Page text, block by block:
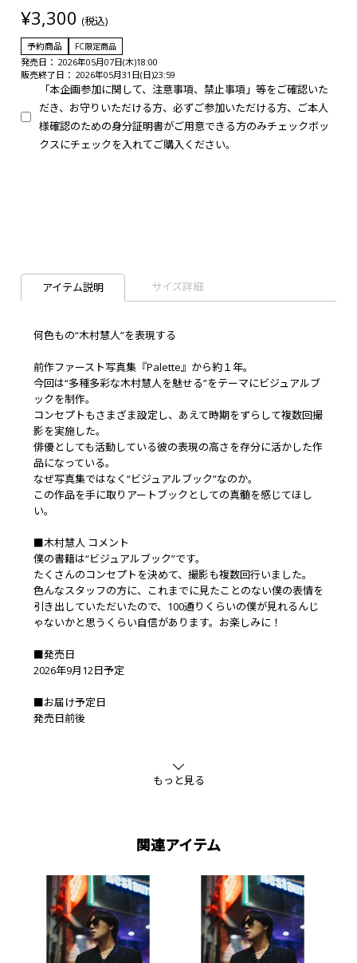
¥3,300 (税込)
予約商品 FC限定商品
発売日： 2026年05月07日(木)18:00
販売終了日： 2026年05月31日(日)23:59
「本企画参加に関して、注意事項、禁止事項」等をご確認いた
だき、お守りいただける方、必ずご参加いただける方、ご本人
様確認のための身分証明書がご用意できる方のみチェックボッ
クスにチェックを入れてご購入ください。
アイテム説明 サイズ詳細
何色もの“木村慧人”を表現する
前作ファースト写真集『Palette』から約１年。
今回は“多種多彩な木村慧人を魅せる”をテーマにビジュアルブ
ックを制作。
コンセプトもさまざま設定し、あえて時期をずらして複数回撮
影を実施した。
俳優としても活動している彼の表現の高さを存分に活かした作
品になっている。
なぜ写真集ではなく“ビジュアルブック”なのか――。
この作品を手に取りアートブックとしての真髄を感じてほし
い。
■木村慧人 コメント
僕の書籍は“ビジュアルブック”です。
たくさんのコンセプトを決めて、撮影も複数回行いました。
色んなスタッフの方に、これまでに見たことのない僕の表情を
引き出していただいたので、100通りくらいの僕が見れるんじ
ゃないかと思うくらい自信があります。お楽しみに！
■発売日
2026年9月12日予定
■お届け予定日
発売日前後
木村慧人 ビジュアルブック｢タイトル未定｣特典ポストカード
※EXILE TRIBE STATION限定特典とは別の特典になります。
・木村慧人 ビジュアルブック｢タイトル未定｣
・【撮影会抽選付】木村慧人 ビジュアルブック｢タイトル未
定｣
■仕様
A4判／176頁予定
もっと見る
関連アイテム